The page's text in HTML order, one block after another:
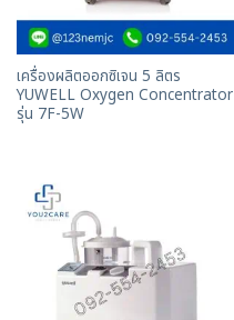
เครื่องผลิตออกซิเจน 5 ลิตร
YUWELL Oxygen Concentrator
รุ่น 7F-5W